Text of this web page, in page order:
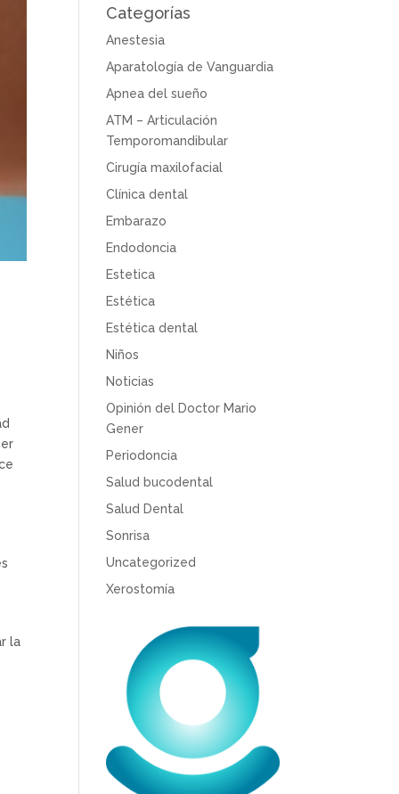
la
Categorías
Anestesia
Aparatología de Vanguardia
Apnea del sueño
ATM – Articulación
Temporomandibular
Cirugía maxilofacial
Clínica dental
Embarazo
Endodoncia
Estetica
Estética
Estética dental
Niños
Noticias
Opinión del Doctor Mario
Gener
Periodoncia
Salud bucodental
Salud Dental
Sonrisa
Uncategorized
Xerostomía